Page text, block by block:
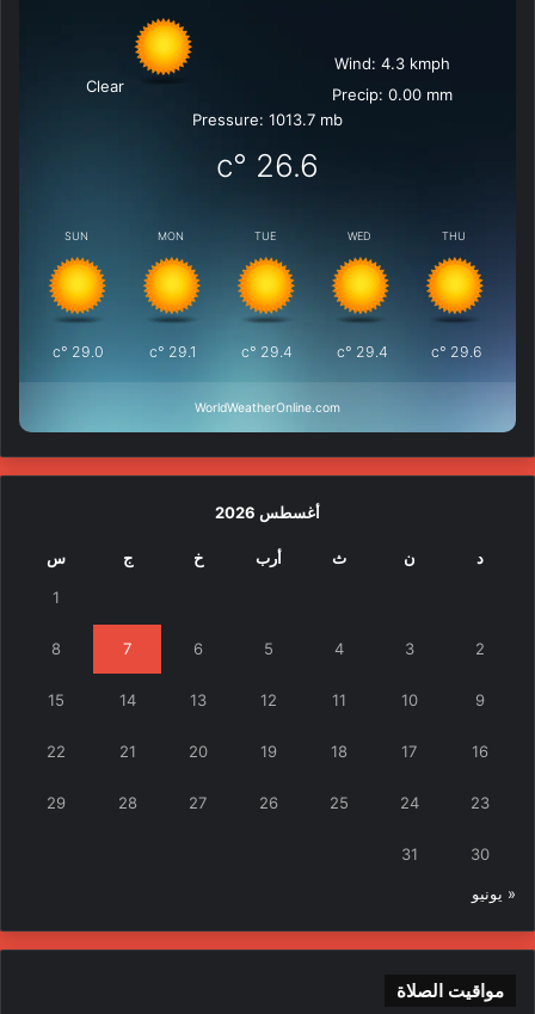
Clear
Wind: 4.3 kmph
Precip: 0.00 mm
Pressure: 1013.7 mb
26.6
°c
SUN
29.0
°c
MON
29.1
°c
TUE
29.4
°c
WED
29.4
°c
THU
29.6
°c
WorldWeatherOnline.com
أغسطس 2026
د ن ث أرب خ ج س
1
2
3
4
5
6
7
8
9
10
11
12
13
14
15
16
17
18
19
20
21
22
23
24
25
26
27
28
29
30
31
« يونيو
مواقيت الصلاة